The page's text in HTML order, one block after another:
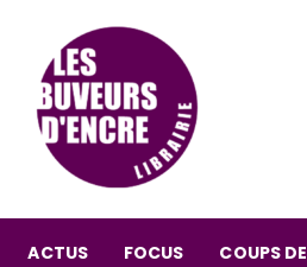
ACTUS FOCUS COUPS